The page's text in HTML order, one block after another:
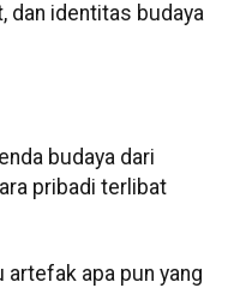
dan identitas budaya
budaya dari
pribadi terlibat
artefak apa pun yang